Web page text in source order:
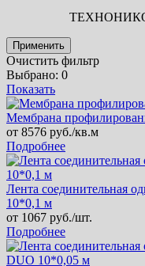
Применить
Очистить фильтр
Выбрано: 0
Показать
Мембрана
от 8576 руб./кв.м
Подробнее
Лента соединительная
10*0,1 м
от 1067 руб./шт.
Подробнее